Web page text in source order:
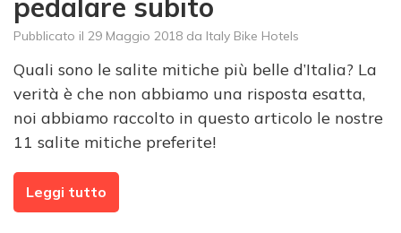
pedalare subito
Pubblicato il 29 Maggio 2018 da Italy Bike Hotels
Quali sono le salite mitiche più belle d’Italia? La
verità è che non abbiamo una risposta esatta,
noi abbiamo raccolto in questo articolo le nostre
11 salite mitiche preferite!
Leggi tutto